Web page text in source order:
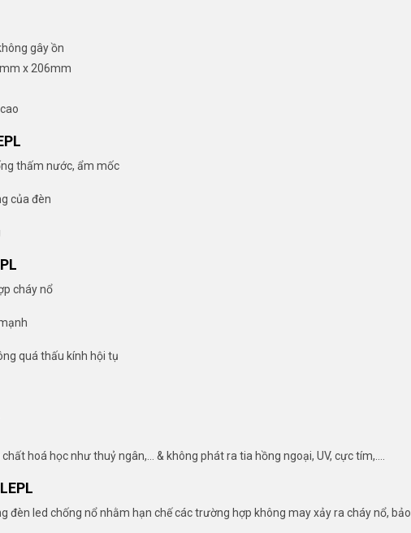
gây ồn
x 206mm
thấm nước, ẩm mốc
của đèn
cháy nổ
quá thấu kính hội tụ
hoá học như thuỷ ngân,… & không phát ra tia hồng ngoại, UV, cực tím,….
led chống nổ nhằm hạn chế các trường hợp không may xảy ra cháy nổ,